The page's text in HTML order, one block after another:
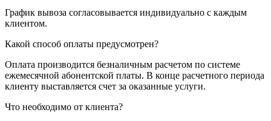
График вывоза согласовывается индивидуально с каждым
клиентом.
Какой способ оплаты предусмотрен?
Оплата производится безналичным расчетом по системе
ежемесячной абонентской платы. В конце расчетного периода
клиенту выставляется счет за оказанные услуги.
Что необходимо от клиента?